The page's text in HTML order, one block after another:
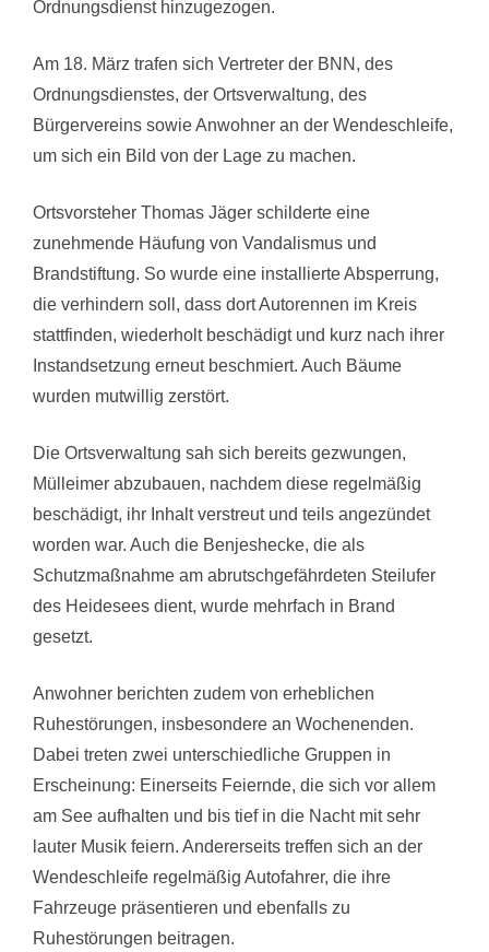
Ordnungsdienst hinzugezogen.
Am 18. März trafen sich Vertreter der BNN, des
Ordnungsdienstes, der Ortsverwaltung, des
Bürgervereins sowie Anwohner an der Wendeschleife,
um sich ein Bild von der Lage zu machen.
Ortsvorsteher Thomas Jäger schilderte eine
zunehmende Häufung von Vandalismus und
Brandstiftung. So wurde eine installierte Absperrung,
die verhindern soll, dass dort Autorennen im Kreis
stattfinden, wiederholt beschädigt und kurz nach ihrer
Instandsetzung erneut beschmiert. Auch Bäume
wurden mutwillig zerstört.
Die Ortsverwaltung sah sich bereits gezwungen,
Mülleimer abzubauen, nachdem diese regelmäßig
beschädigt, ihr Inhalt verstreut und teils angezündet
worden war. Auch die Benjeshecke, die als
Schutzmaßnahme am abrutschgefährdeten Steilufer
des Heidesees dient, wurde mehrfach in Brand
gesetzt.
Anwohner berichten zudem von erheblichen
Ruhestörungen, insbesondere an Wochenenden.
Dabei treten zwei unterschiedliche Gruppen in
Erscheinung: Einerseits Feiernde, die sich vor allem
am See aufhalten und bis tief in die Nacht mit sehr
lauter Musik feiern. Andererseits treffen sich an der
Wendeschleife regelmäßig Autofahrer, die ihre
Fahrzeuge präsentieren und ebenfalls zu
Ruhestörungen beitragen.